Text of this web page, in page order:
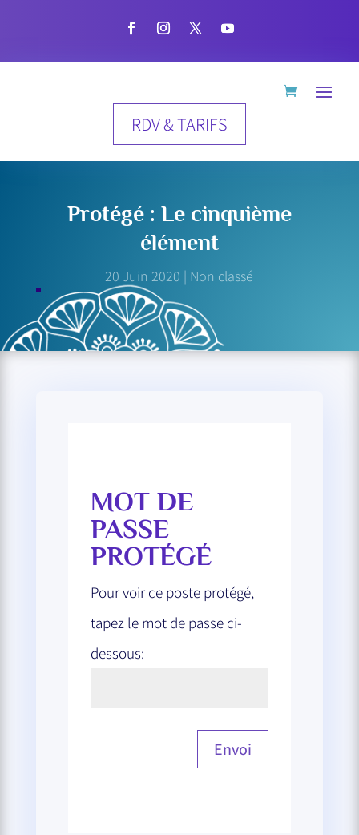
RDV & TARIFS
Protégé : Le cinquième
élément
20 Juin 2020 | Non classé
MOT DE
PASSE
PROTÉGÉ
Pour voir ce poste protégé,
tapez le mot de passe ci-
dessous:
Envoi